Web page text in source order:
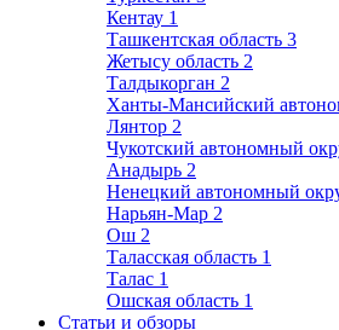
Кентау 1
Ташкентская область 3
Жетысу область 2
Талдыкорган 2
Ханты-Мансийский
Лянтор 2
Чукотский автономный
Анадырь 2
Ненецкий автономный
Нарьян-Мар 2
Ош 2
Таласская область 1
Талас 1
Ошская область 1
Статьи и обзоры